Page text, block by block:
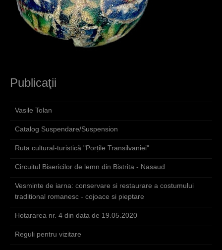
Publicaţii
Vasile Tolan
Catalog Suspendare/Suspension
Ruta cultural-turistică "Porțile Transilvaniei"
Circuitul Bisericilor de lemn din Bistrita - Nasaud
Vesminte de iarna: conservare si restaurare a costumului
traditional romanesc - cojoace si pieptare
Hotararea nr. 4 din data de 19.05.2020
Reguli pentru vizitare